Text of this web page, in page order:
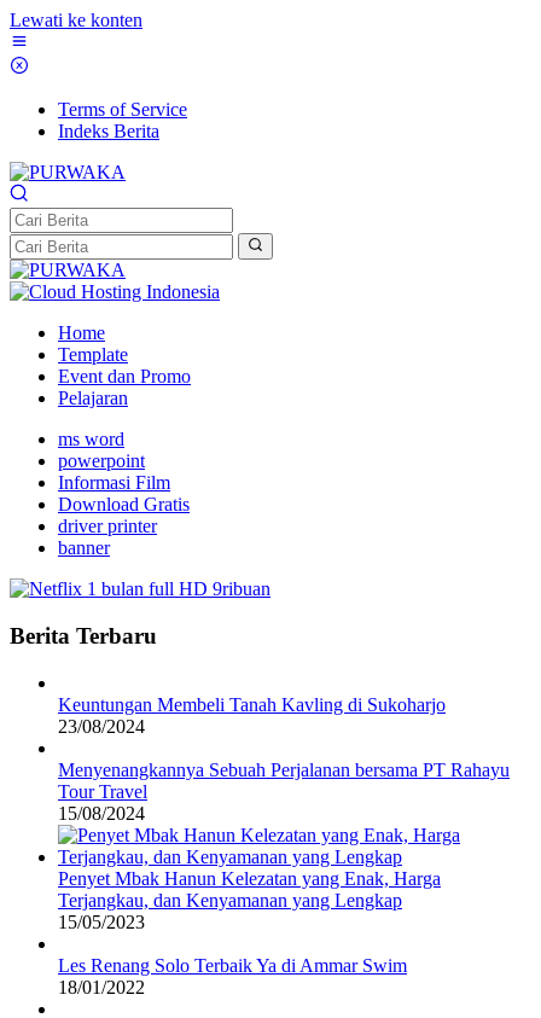
Lewati ke konten
Terms of Service
Indeks Berita
Home
Template
Event dan Promo
Pelajaran
ms word
powerpoint
Informasi Film
Download Gratis
driver printer
banner
Berita Terbaru
Keuntungan Membeli Tanah Kavling di Sukoharjo
23/08/2024
Menyenangkannya Sebuah Perjalanan bersama PT Rahayu
Tour Travel
15/08/2024
Penyet Mbak Hanun Kelezatan yang Enak, Harga
Terjangkau, dan Kenyamanan yang Lengkap
15/05/2023
Les Renang Solo Terbaik Ya di Ammar Swim
18/01/2022